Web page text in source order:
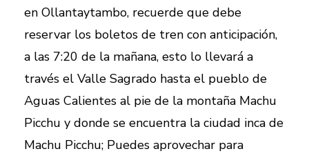
en Ollantaytambo, recuerde que debe
reservar los boletos de tren con anticipación,
a las 7:20 de la mañana, esto lo llevará a
través el Valle Sagrado hasta el pueblo de
Aguas Calientes al pie de la montaña Machu
Picchu y donde se encuentra la ciudad inca de
Machu Picchu; Puedes aprovechar para